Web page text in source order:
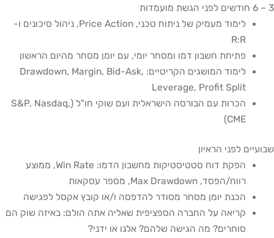
3 – 6 חודשים לפני הגשת מועמדות
לימוד מעמיק של ניתוח טכני, Price Action, ניהול סיכונים ו-
R:R
פתיחת חשבון דמו ומסחר יומי, עם יומן מסחר מהיום הראשון
לימוד המושגים הקריטיים: Drawdown, Margin, Bid-Ask,
Leverage, Profit Split
הכרות עם הבורסה הישראלית ועם שוקי חו"ל (S&P, Nasdaq,
CME)
שבועיים לפני הראיון
הפקת דוח סטטיסטיקות מחשבון הדמו: Win Rate, ממוצע
רווח/הפסד, Max Drawdown, מספר עסקאות
הכנת יומן מסחר מסודר להדפסה ו/או קובץ אקסל לפגישה
קריאה על החברה הספציפית שאליה אתה הולם: באיזה שוק הם
סוחרים? מה הגישה שלהם? אלגו או ידני?